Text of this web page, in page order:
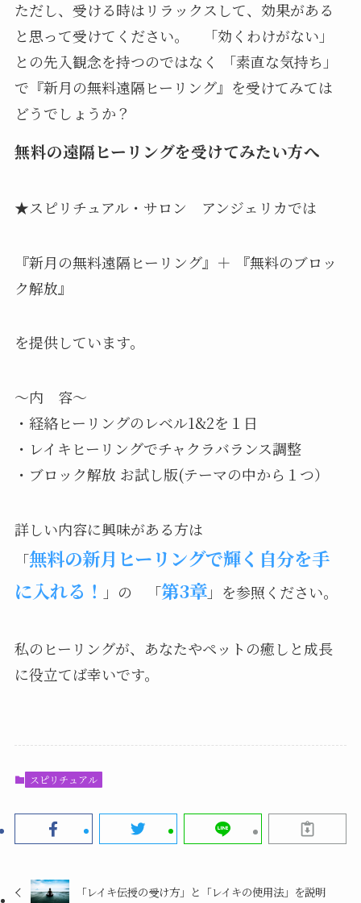
ただし、受ける時はリラックスして、効果がある
と思って受けてください。 「効くわけがない」
との先入観念を持つのではなく 「素直な気持ち」
で『新月の無料遠隔ヒーリング』を受けてみては
どうでしょうか？
無料の遠隔ヒーリングを受けてみたい方へ
★スピリチュアル・サロン アンジェリカでは
『新月の無料遠隔ヒーリング』＋ 『無料のブロッ
ク解放』
を提供しています。
～内 容～
・経絡ヒーリングのレベル1&2を１日
・レイキヒーリングでチャクラバランス調整
・ブロック解放 お試し版(テーマの中から１つ）
詳しい内容に興味がある方は
「無料の新月ヒーリングで輝く自分を手
に入れる！ 」の 「第3章」を参照ください。
私のヒーリングが、あなたやペットの癒しと成長
に役立てば幸いです。
スピリチュアル
「レイキ伝授の受け方」と「レイキの使用法」を説明